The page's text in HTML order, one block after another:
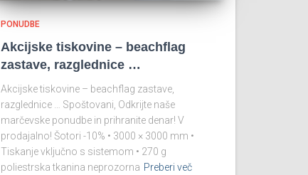
PONUDBE
Akcijske tiskovine – beachflag
zastave, razglednice …
Akcijske tiskovine – beachflag zastave,
razglednice … Spoštovani, Odkrijte naše
marčevske ponudbe in prihranite denar! V
prodajalno! Šotori -10% • 3000 × 3000 mm •
Tiskanje vključno s sistemom • 270 g
poliestrska tkanina neprozorna Preberi več